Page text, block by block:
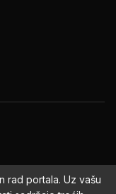
rad portala. Uz vašu